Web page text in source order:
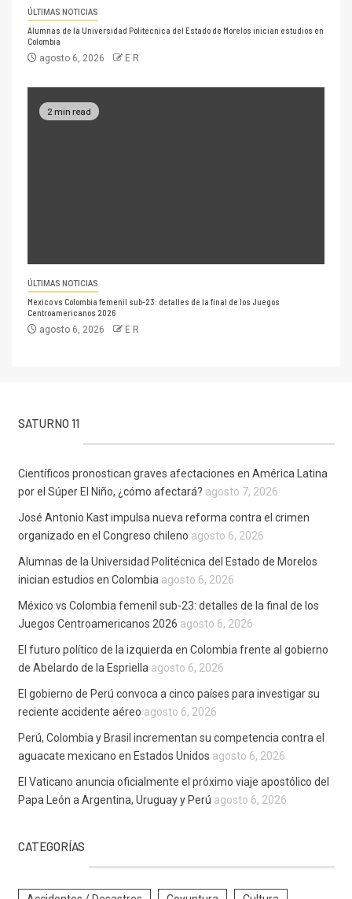
ÚLTIMAS NOTICIAS
Alumnas de la Universidad Politécnica del Estado de Morelos inician estudios en
Colombia
agosto 6, 2026 E R
2 min read
ÚLTIMAS NOTICIAS
México vs Colombia femenil sub-23: detalles de la final de los Juegos
Centroamericanos 2026
agosto 6, 2026 E R
SATURNO 11
Científicos pronostican graves afectaciones en América Latina
por el Súper El Niño, ¿cómo afectará? agosto 7, 2026
José Antonio Kast impulsa nueva reforma contra el crimen
organizado en el Congreso chileno agosto 6, 2026
Alumnas de la Universidad Politécnica del Estado de Morelos
inician estudios en Colombia agosto 6, 2026
México vs Colombia femenil sub-23: detalles de la final de los
Juegos Centroamericanos 2026 agosto 6, 2026
El futuro político de la izquierda en Colombia frente al gobierno
de Abelardo de la Espriella agosto 6, 2026
El gobierno de Perú convoca a cinco países para investigar su
reciente accidente aéreo agosto 6, 2026
Perú, Colombia y Brasil incrementan su competencia contra el
aguacate mexicano en Estados Unidos agosto 6, 2026
El Vaticano anuncia oficialmente el próximo viaje apostólico del
Papa León a Argentina, Uruguay y Perú agosto 6, 2026
CATEGORÍAS